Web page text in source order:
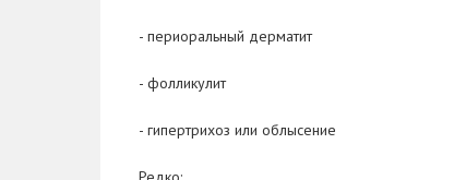
- периоральный дерматит
- фолликулит
- гипертрихоз или облысение